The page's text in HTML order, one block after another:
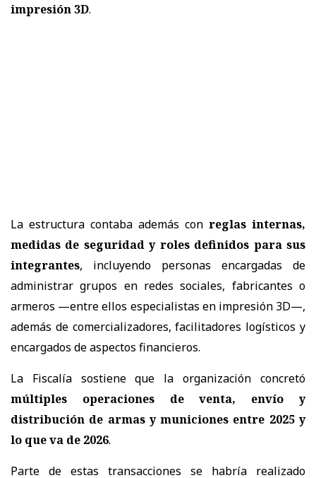
impresión 3D.
La estructura contaba además con reglas internas,
medidas de seguridad y roles definidos para sus
integrantes, incluyendo personas encargadas de
administrar grupos en redes sociales, fabricantes o
armeros —entre ellos especialistas en impresión 3D—,
además de comercializadores, facilitadores logísticos y
encargados de aspectos financieros.
La Fiscalía sostiene que la organización concretó
múltiples operaciones de venta, envío y
distribución de armas y municiones entre 2025 y
lo que va de 2026.
Parte de estas transacciones se habría realizado